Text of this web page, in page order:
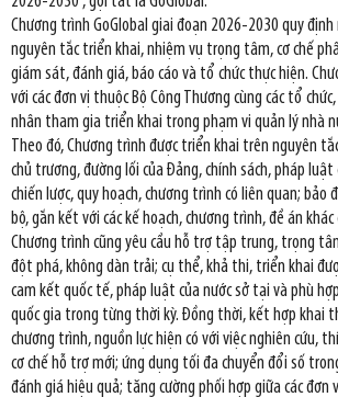
Chương trình GoGlobal giai đoạn 2026-2030 quy
nguyên tắc triển khai, nhiệm vụ trọng tâm, cơ chế
giám sát, đánh giá, báo cáo và tổ chức thực hiện.
với các đơn vị thuộc Bộ Công Thương cùng các tổ
nhân tham gia triển khai trong phạm vi quản lý nhà
Theo đó, Chương trình được triển khai trên nguyên
chủ trương, đường lối của Đảng, chính sách, pháp luật
chiến lược, quy hoạch, chương trình có liên quan; bảo
bộ, gắn kết với các kế hoạch, chương trình, đề án khác
Chương trình cũng yêu cầu hỗ trợ tập trung, trọng
đột phá, không dàn trải; cụ thể, khả thi, triển khai
cam kết quốc tế, pháp luật của nước sở tại và phù
quốc gia trong từng thời kỳ. Đồng thời, kết hợp khai
chương trình, nguồn lực hiện có với việc nghiên cứu,
cơ chế hỗ trợ mới; ứng dụng tối đa chuyển đổi số
đánh giá hiệu quả; tăng cường phối hợp giữa các đơn